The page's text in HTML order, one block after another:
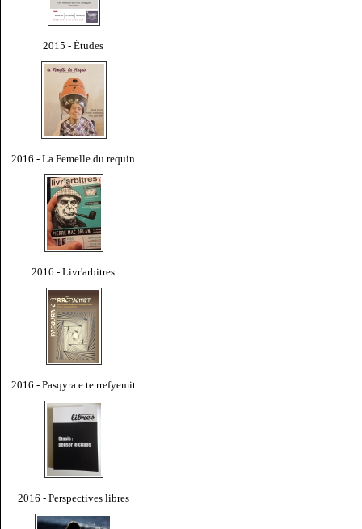
2015 - Études
2016 - La Femelle du requin
2016 - Livr'arbitres
2016 - Pasqyra e te rrefyemit
2016 - Perspectives libres